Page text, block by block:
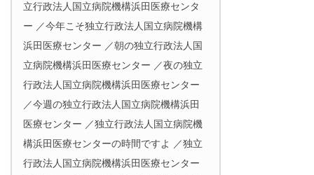
立行政法人国立病院機構浜田医療センタ
ー ／今年こそ独立行政法人国立病院機構
浜田医療センター ／朝の独立行政法人国
立病院機構浜田医療センター ／夜の独立
行政法人国立病院機構浜田医療センター
／今週の独立行政法人国立病院機構浜田
医療センター ／独立行政法人国立病院機
構浜田医療センターの時間ですよ ／独立
行政法人国立病院機構浜田医療センター